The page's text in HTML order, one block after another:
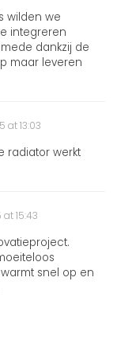
wilden we
integreren
dankzij de
maar leveren
at 13:03
radiator werkt
15:43
snel op en